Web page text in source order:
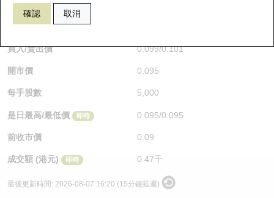
確認 取消
$0.099 0.009
買入/賣出價 0.099/0.101
開市價 0.095
每手股數 5,000
是日最高/最低價 即時 0.095/0.095
前收市價 0.09
成交額 (港元) 即時 0.47千
最後更新時間: 2026-08-07 16:20 (15分鐘延遲)
認股證到期結算價查詢
認股證分析儀
認股證速算機
認股證/牛熊證日誌
認股證文件及公告
正股牛熊證列表
新發行瑞銀牛熊證
已收回牛熊證剩餘價值
牛熊證到期結算價查詢
牛熊證分析儀
資金流
街貨統計
三十大平均引伸波幅
國指成份股
科指成份股
相關資產沽空
中資ETFs溢價比較
AH 股價對照
認股證投資者教育
牛熊證投資者教育
認股證牛熊證常問問題